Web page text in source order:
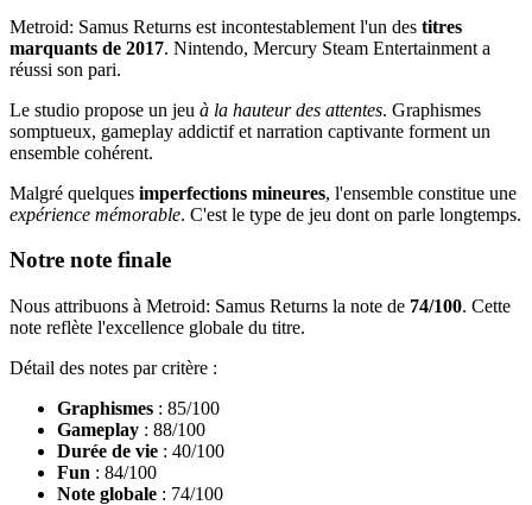
Metroid: Samus Returns est incontestablement l'un des titres
marquants de 2017. Nintendo, Mercury Steam Entertainment a
réussi son pari.
Le studio propose un jeu à la hauteur des attentes. Graphismes
somptueux, gameplay addictif et narration captivante forment un
ensemble cohérent.
Malgré quelques imperfections mineures, l'ensemble constitue une
expérience mémorable. C'est le type de jeu dont on parle longtemps.
Notre note finale
Nous attribuons à Metroid: Samus Returns la note de 74/100. Cette
note reflète l'excellence globale du titre.
Détail des notes par critère :
Graphismes : 85/100
Gameplay : 88/100
Durée de vie : 40/100
Fun : 84/100
Note globale : 74/100